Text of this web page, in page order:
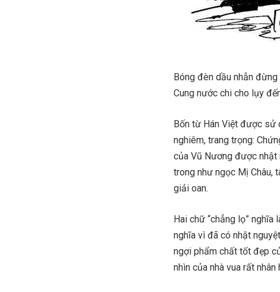
Bóng đèn dầu nhẫn đừng
Cung nước chi cho lụy
Bốn từ Hán Việt được sử
nghiêm, trang trọng:
của Vũ Nương được
trong như ngọc Mị Châu,
giải oan.
Hai chữ “chẳng lọ”
nghĩa vì đã có nhật
ngợi phẩm chất tốt đẹp
nhìn của nhà vua rất nhân